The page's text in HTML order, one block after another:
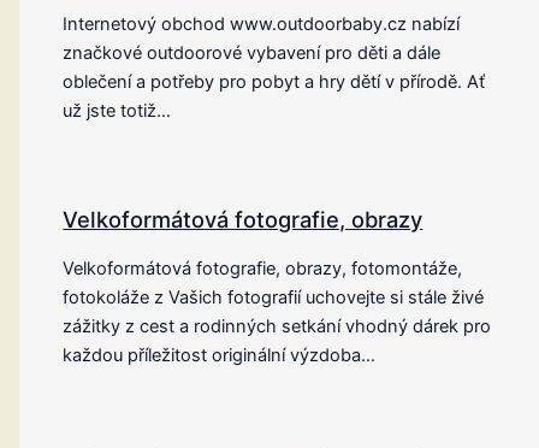
Internetový obchod www.outdoorbaby.cz nabízí
značkové outdoorové vybavení pro děti a dále
oblečení a potřeby pro pobyt a hry dětí v přírodě. Ať
už jste totiž…
Velkoformátová fotografie, obrazy
Velkoformátová fotografie, obrazy, fotomontáže,
fotokoláže z Vašich fotografií uchovejte si stále živé
zážitky z cest a rodinných setkání vhodný dárek pro
každou příležitost originální výzdoba…